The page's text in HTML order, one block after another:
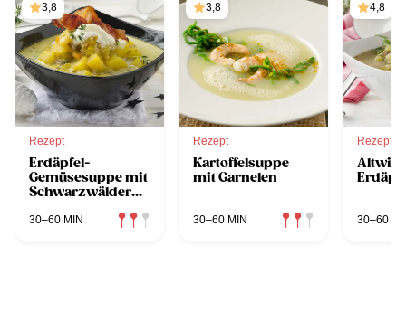
3,8
Rezept
Erdäpfel-
Gemüsesuppe mit
Schwarzwälder
30–60 MIN
3,8
Rezept
Kartoffelsuppe
mit Garnelen
30–60 MIN
4,8
Rezept
30–60